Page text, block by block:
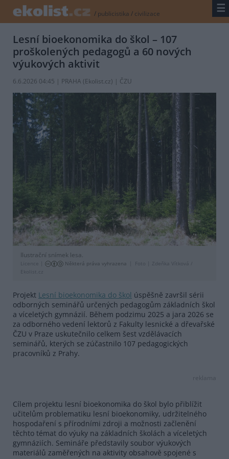
/ publicistika / civilizace ☰
Lesní bioekonomika do škol – 107
proškolených pedagogů a 60 nových
výukových aktivit
6.6.2026 04:45 | PRAHA (Ekolist.cz) | ČZU
Ilustrační snímek lesa.
Licence | Některá práva vyhrazena Foto |
Zdeňka Vítková /
Ekolist.cz
Projekt Lesní bioekonomika do škol úspěšně završil sérii
odborných seminářů určených pedagogům základních škol
a víceletých gymnázií. Během podzimu 2025 a jara 2026 se
za odborného vedení lektorů z Fakulty lesnické a dřevařské
ČZU v Praze uskutečnilo celkem šest vzdělávacích
seminářů, kterých se zúčastnilo 107 pedagogických
pracovníků z Prahy.
reklama
Cílem projektu lesní bioekonomika do škol bylo přiblížit
učitelům problematiku lesní bioekonomiky, udržitelného
hospodaření s přírodními zdroji a možnosti začlenění
těchto témat do výuky na základních školách a víceletých
gymnáziích. Semináře představily soubor výukových
materiálů zaměřených na aktivity obsahově spojené s